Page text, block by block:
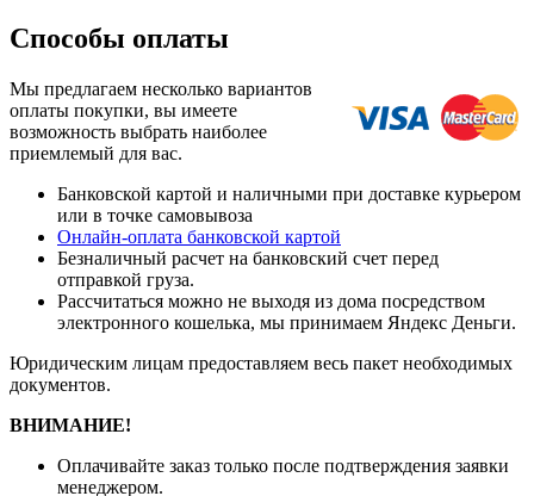
Способы оплаты
Мы предлагаем несколько вариантов
оплаты покупки, вы имеете
возможность выбрать наиболее
приемлемый для вас.
Банковской картой и наличными при доставке курьером
или в точке самовывоза
Онлайн-оплата банковской картой
Безналичный расчет на банковский счет перед
отправкой груза.
Рассчитаться можно не выходя из дома посредством
электронного кошелька, мы принимаем Яндекс Деньги.
Юридическим лицам предоставляем весь пакет необходимых
документов.
ВНИМАНИЕ!
Оплачивайте заказ только после подтверждения заявки
менеджером.